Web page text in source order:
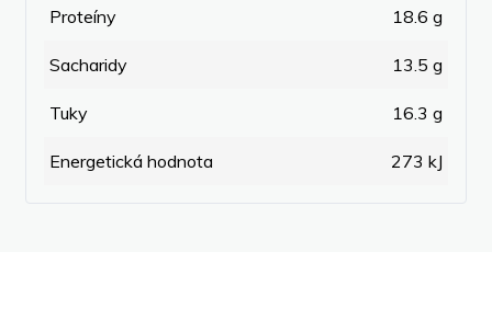
Proteíny 18.6 g
Sacharidy 13.5 g
Tuky 16.3 g
Energetická hodnota 273 kJ